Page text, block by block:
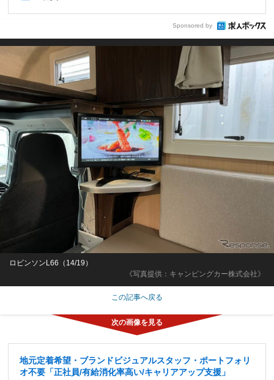
Sponsored by
《写真提供：キャンピングカー株式会社》
ロビンソンL66（14/19）
この記事へ戻る
地元定着希望・ブランドビジュアルスタッフ・ポートフォリ
オ不要「正社員/有給消化率高い/キャリアアップ支援」